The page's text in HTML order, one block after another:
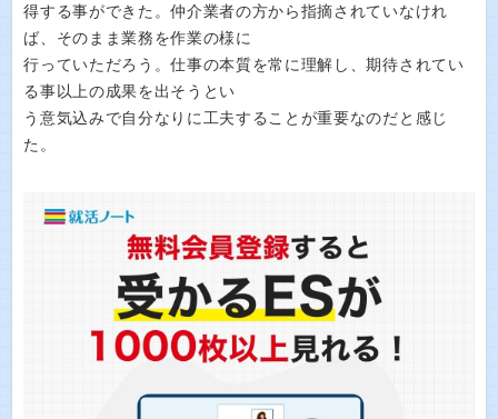
得する事ができた。仲介業者の方から指摘されていなけれ
ば、そのまま業務を作業の様に
行っていただろう。仕事の本質を常に理解し、期待されてい
る事以上の成果を出そうとい
う意気込みで自分なりに工夫することが重要なのだと感じ
た。